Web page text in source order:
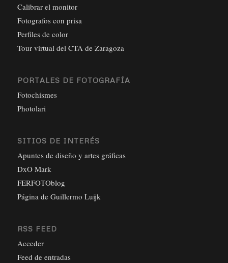
Calibrar el monitor
Fotografos con prisa
Perfiles de color
Tour virtual del CTA de Zaragoza
PORTALES DE FOTOGRAFÍA
Fotochismes
Photolari
SITIOS DE INTERÉS
Apuntes de diseño y artes gráficas
DxO Mark
FERFOTOblog
Página de Guillermo Luijk
RSS FEED
Acceder
Feed de entradas